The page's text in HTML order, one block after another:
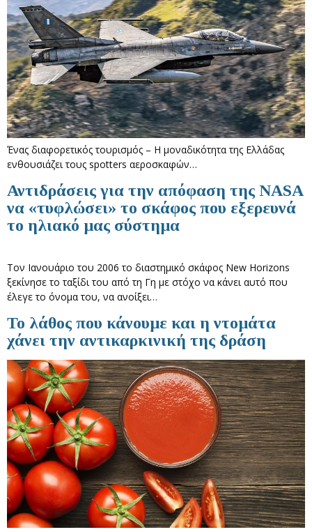
Ένας διαφορετικός τουρισμός – Η μοναδικότητα της Ελλάδας
ενθουσιάζει τους spotters αεροσκαφών…
Αντιδράσεις για την απόφαση της NASA
να «τυφλώσει» το σκάφος που εξερευνά
το ηλιακό μας σύστημα
Tον Ιανουάριο του 2006 το διαστημικό σκάφος New Horizons
ξεκίνησε το ταξίδι του από τη Γη με στόχο να κάνει αυτό που
έλεγε το όνομα του, να ανοίξει…
Το λάθος που κάνουμε και η ντομάτα
χάνει την αντικαρκινική της δράση